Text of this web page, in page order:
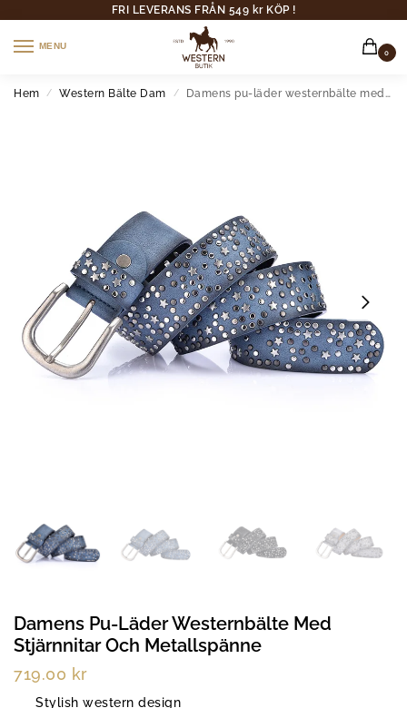
FRI LEVERANS FRÅN 549 kr KÖP !
MENU
0
Hem / Western Bälte Dam / Damens pu-läder westernbälte med stjärnnitar och metallspänne
Damens Pu-Läder Westernbälte Med
Stjärnnitar Och Metallspänne
719.00 kr
Stylish western design